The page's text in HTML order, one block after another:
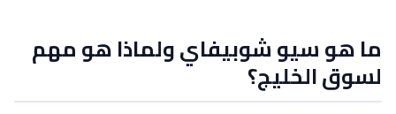
ما هو سيو شوبيفاي ولماذا هو مهم
لسوق الخليج؟